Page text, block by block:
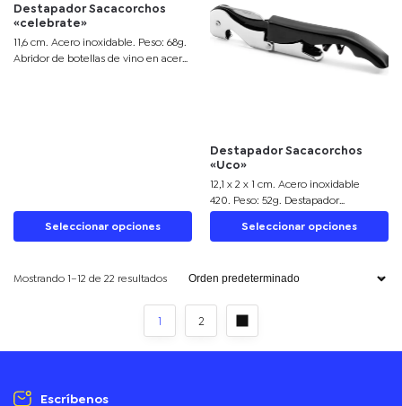
Destapador Sacacorchos
«celebrate»
11,6 cm. Acero inoxidable. Peso: 68g.
Abridor de botellas de vino en acero
Seleccionar opciones
Destapador Sacacorchos
«Uco»
12,1 x 2 x 1 cm. Acero inoxidable
420. Peso: 52g. Destapador
sacacorchos dos tiempos de vinos,
pintura mate y detalles en color
Presentación en caja de regalo.
Seleccionar opciones
Mostrando 1–12 de 22 resultados
1 2
Escríbenos